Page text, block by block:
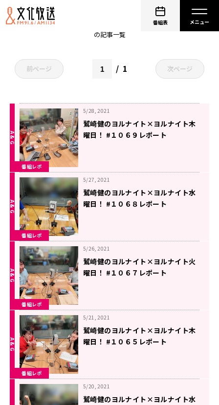
番組表
の記事一覧
前ページ 1 次ページ
番組レポ
5/28, 2021
鷲崎健のヨルナイト×ヨルナイト木
曜日！ #１０６９レポート
番組レポ
5/27, 2021
鷲崎健のヨルナイト×ヨルナイト水
曜日！ #１０６８レポート
番組レポ
5/26, 2021
鷲崎健のヨルナイト×ヨルナイト火
曜日！ #１０６７レポート
番組レポ
5/21, 2021
鷲崎健のヨルナイト×ヨルナイト木
曜日！ #１０６５レポート
5/20, 2021
鷲崎健のヨルナイト×ヨルナイト水